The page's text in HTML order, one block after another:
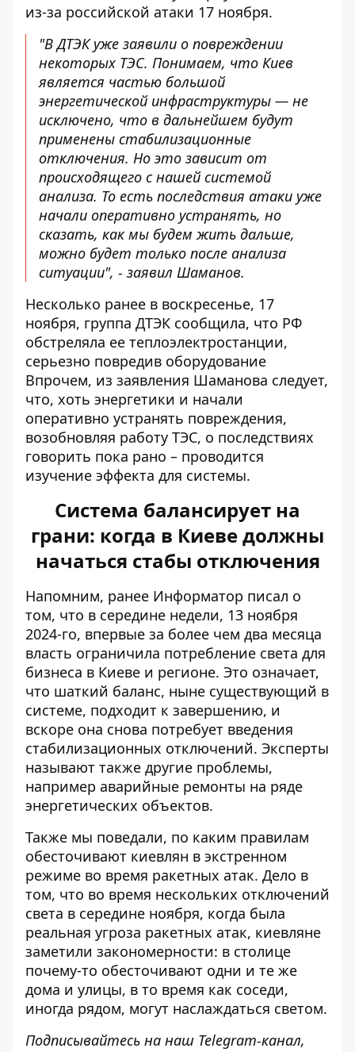
из-за российской атаки 17 ноября.
"В ДТЭК уже заявили о повреждении
некоторых ТЭС. Понимаем, что Киев
является частью большой
энергетической инфраструктуры — не
исключено, что в дальнейшем будут
применены стабилизационные
отключения. Но это зависит от
происходящего с нашей системой
анализа. То есть последствия атаки уже
начали оперативно устранять, но
сказать, как мы будем жить дальше,
можно будет только после анализа
ситуации", - заявил Шаманов.
Несколько ранее в воскресенье, 17
ноября, группа ДТЭК сообщила, что РФ
обстреляла ее теплоэлектростанции,
серьезно повредив оборудование
Впрочем, из заявления Шаманова следует,
что, хоть энергетики и начали
оперативно устранять повреждения,
возобновляя работу ТЭС, о последствиях
говорить пока рано – проводится
изучение эффекта для системы.
Система балансирует на
грани: когда в Киеве должны
начаться стабы отключения
Напомним, ранее Информатор писал о
том, что в середине недели, 13 ноября
2024-го, впервые за более чем два месяца
власть ограничила потребление света для
бизнеса в Киеве и регионе. Это означает,
что шаткий баланс, ныне существующий в
системе, подходит к завершению, и
вскоре она снова потребует введения
стабилизационных отключений. Эксперты
называют также другие проблемы,
например аварийные ремонты на ряде
энергетических объектов.
Также мы поведали, по каким правилам
обесточивают киевлян в экстренном
режиме во время ракетных атак. Дело в
том, что во время нескольких отключений
света в середине ноября, когда была
реальная угроза ракетных атак, киевляне
заметили закономерности: в столице
почему-то обесточивают одни и те же
дома и улицы, в то время как соседи,
иногда рядом, могут наслаждаться светом.
Подписывайтесь на наш Telegram-канал,